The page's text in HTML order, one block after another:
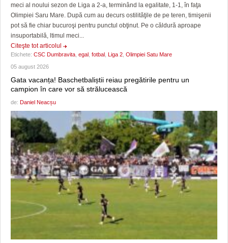
meci al noului sezon de Liga a 2-a, terminând la egalitate, 1-1, în faţa
Olimpiei Saru Mare. După cum au decurs ostilităţile de pe teren, timişenii
pot să fie chiar bucuroşi pentru punctul obţinut. Pe o căldură aproape
insuportabilă, ltimul meci...
Citeşte tot articolul
Etichete: CSC Dumbravita egal fotbal Liga 2 Olimpiei Satu Mare
05 august 2026
Gata vacanța! Baschetbaliștii reiau pregătirile pentru un
campion în care vor să strălucească
de: Daniel Neacșu